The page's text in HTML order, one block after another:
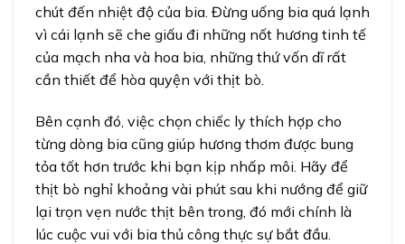
chút đến nhiệt độ của bia. Đừng uống bia quá lạnh
vì cái lạnh sẽ che giấu đi những nốt hương tinh tế
của mạch nha và hoa bia, những thứ vốn dĩ rất
cần thiết để hòa quyện với thịt bò.
Bên cạnh đó, việc chọn chiếc ly thích hợp cho
từng dòng bia cũng giúp hương thơm được bung
tỏa tốt hơn trước khi bạn kịp nhấp môi. Hãy để
thịt bò nghỉ khoảng vài phút sau khi nướng để giữ
lại trọn vẹn nước thịt bên trong, đó mới chính là
lúc cuộc vui với bia thủ công thực sự bắt đầu.